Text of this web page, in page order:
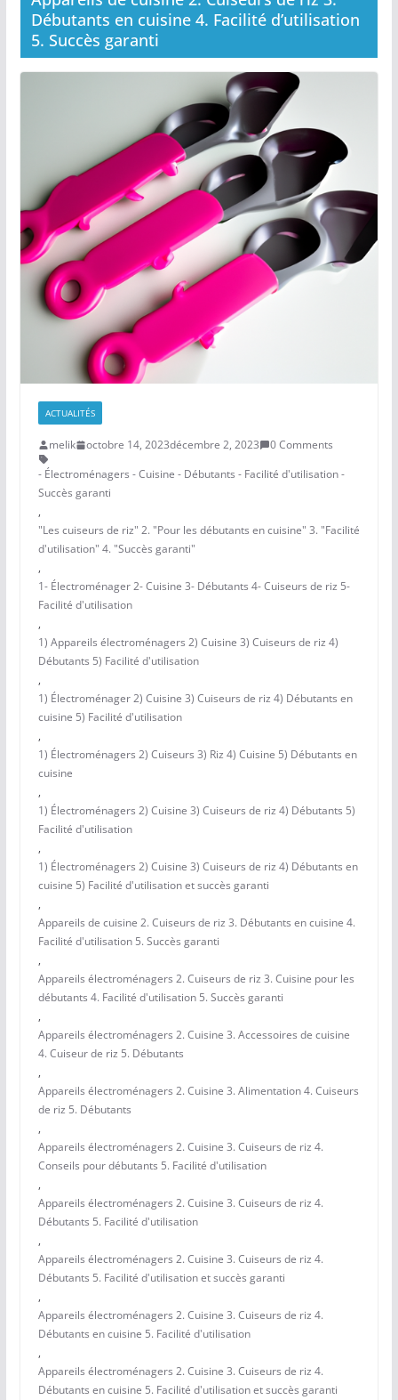
Débutants en cuisine 4. Facilité d’utilisation
5. Succès garanti
ACTUALITÉS
melik octobre 14, 2023décembre 2, 2023
0 Comments
- Électroménagers - Cuisine - Débutants - Facilité d'utilisation -
Succès garanti
,
"Les cuiseurs de riz" 2. "Pour les débutants en cuisine" 3. "Facilité
d'utilisation" 4. "Succès garanti"
,
1- Électroménager 2- Cuisine 3- Débutants 4- Cuiseurs de riz 5-
Facilité d'utilisation
,
1) Appareils électroménagers 2) Cuisine 3) Cuiseurs de riz 4)
Débutants 5) Facilité d'utilisation
,
1) Électroménager 2) Cuisine 3) Cuiseurs de riz 4) Débutants en
cuisine 5) Facilité d'utilisation
,
1) Électroménagers 2) Cuiseurs 3) Riz 4) Cuisine 5) Débutants en
cuisine
,
1) Électroménagers 2) Cuisine 3) Cuiseurs de riz 4) Débutants 5)
Facilité d'utilisation
,
1) Électroménagers 2) Cuisine 3) Cuiseurs de riz 4) Débutants en
cuisine 5) Facilité d'utilisation et succès garanti
,
Appareils de cuisine 2. Cuiseurs de riz 3. Débutants en cuisine 4.
Facilité d'utilisation 5. Succès garanti
,
Appareils électroménagers 2. Cuiseurs de riz 3. Cuisine pour les
débutants 4. Facilité d'utilisation 5. Succès garanti
,
Appareils électroménagers 2. Cuisine 3. Accessoires de cuisine
4. Cuiseur de riz 5. Débutants
,
Appareils électroménagers 2. Cuisine 3. Alimentation 4. Cuiseurs
de riz 5. Débutants
,
Appareils électroménagers 2. Cuisine 3. Cuiseurs de riz 4.
Conseils pour débutants 5. Facilité d'utilisation
,
Appareils électroménagers 2. Cuisine 3. Cuiseurs de riz 4.
Débutants 5. Facilité d'utilisation
,
Appareils électroménagers 2. Cuisine 3. Cuiseurs de riz 4.
Débutants 5. Facilité d'utilisation et succès garanti
,
Appareils électroménagers 2. Cuisine 3. Cuiseurs de riz 4.
Débutants en cuisine 5. Facilité d'utilisation
,
Appareils électroménagers 2. Cuisine 3. Cuiseurs de riz 4.
Débutants en cuisine 5. Facilité d'utilisation et succès garanti